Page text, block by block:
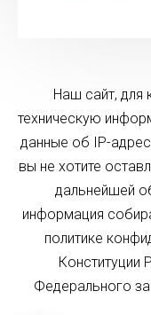
Наш сайт, для
техническую
данные об IP-
вы не хотите
дальнейшей
информация
политике
Конституции
Федерального